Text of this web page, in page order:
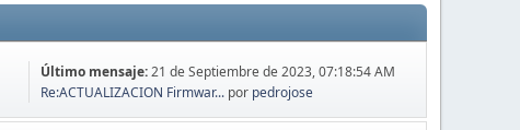
Último mensaje:21 de Septiembre de 2023, 07:18:54 AM
Re:ACTUALIZACION Firmwar... por pedrojose